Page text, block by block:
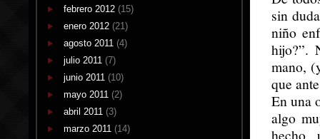
febrero 2012 (15)
enero 2012 (21)
agosto 2011 (4)
julio 2011 (7)
junio 2011 (10)
mayo 2011 (2)
abril 2011 (3)
marzo 2011 (14)
sin
niño
hijo?”.
mano,
que
En una
algo
hecho